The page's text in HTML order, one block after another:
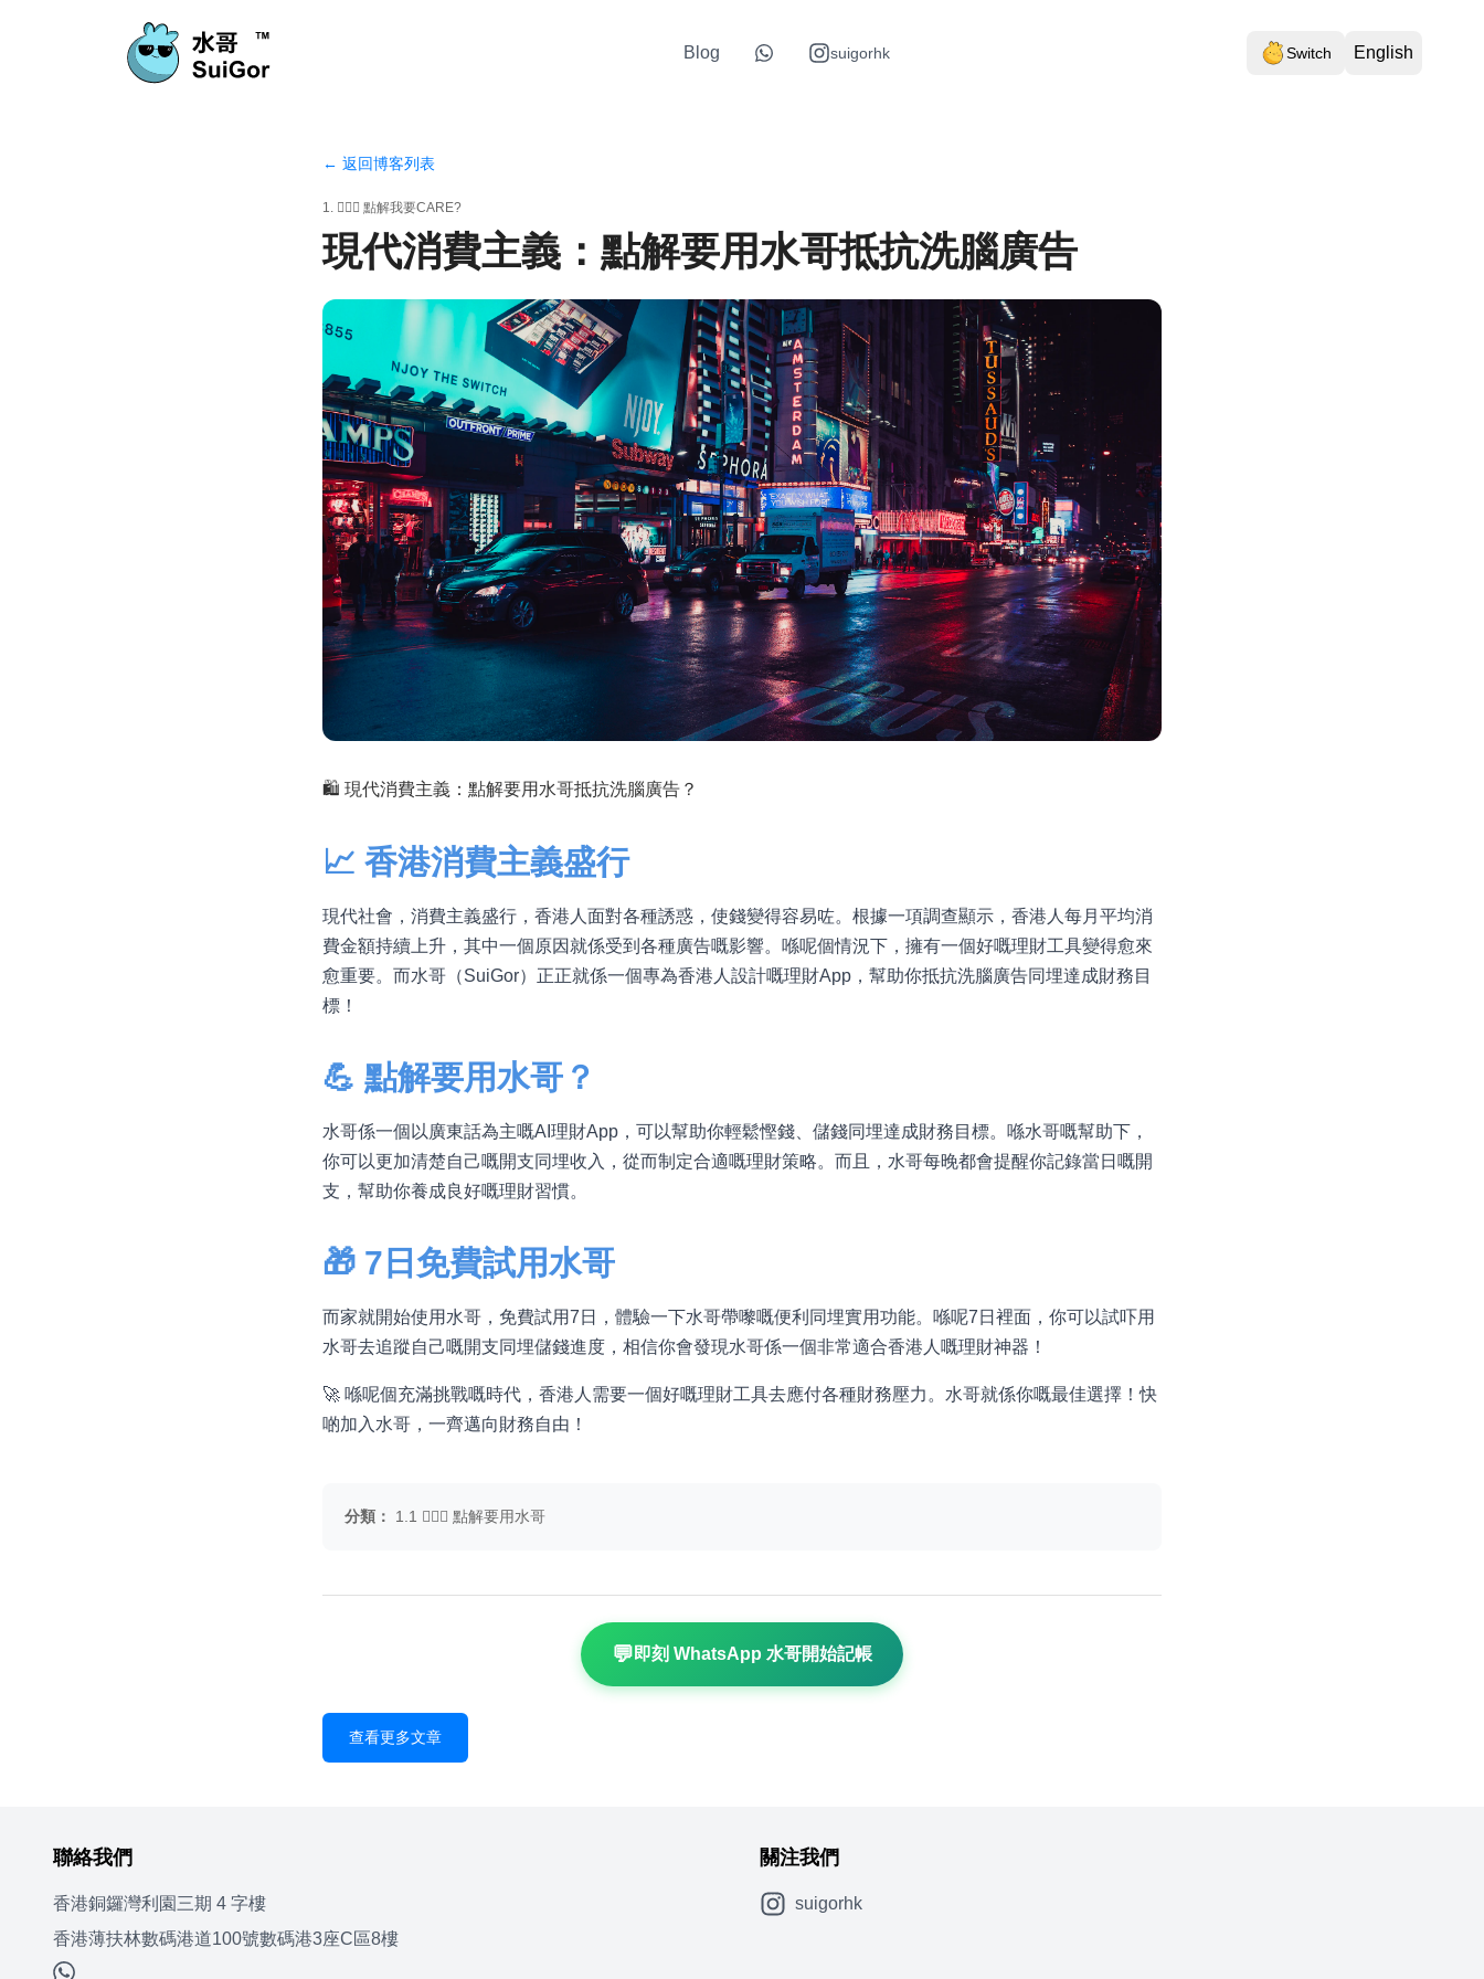
Blog suigorhk Switch English
← 返回博客列表
1. 🤷🏼‍♂️ 點解我要CARE?
現代消費主義：點解要用水哥抵抗洗腦廣告
🛍️ 現代消費主義：點解要用水哥抵抗洗腦廣告？
📈 香港消費主義盛行
現代社會，消費主義盛行，香港人面對各種誘惑，使錢變得容易咗。根據一項調查顯示，香港人每月平均消
費金額持續上升，其中一個原因就係受到各種廣告嘅影響。喺呢個情況下，擁有一個好嘅理財工具變得愈來
愈重要。而水哥（SuiGor）正正就係一個專為香港人設計嘅理財App，幫助你抵抗洗腦廣告同埋達成財務目
標！
💪 點解要用水哥？
水哥係一個以廣東話為主嘅AI理財App，可以幫助你輕鬆慳錢、儲錢同埋達成財務目標。喺水哥嘅幫助下，
你可以更加清楚自己嘅開支同埋收入，從而制定合適嘅理財策略。而且，水哥每晚都會提醒你記錄當日嘅開
支，幫助你養成良好嘅理財習慣。
🎁 7日免費試用水哥
而家就開始使用水哥，免費試用7日，體驗一下水哥帶嚟嘅便利同埋實用功能。喺呢7日裡面，你可以試吓用
水哥去追蹤自己嘅開支同埋儲錢進度，相信你會發現水哥係一個非常適合香港人嘅理財神器！
🚀 喺呢個充滿挑戰嘅時代，香港人需要一個好嘅理財工具去應付各種財務壓力。水哥就係你嘅最佳選擇！快
啲加入水哥，一齊邁向財務自由！
分類： 1.1 🤷🏼‍♂️ 點解要用水哥
💬即刻 WhatsApp 水哥開始記帳
查看更多文章
聯絡我們
香港銅鑼灣利園三期 4 字樓
香港薄扶林數碼港道100號數碼港3座C區8樓
關注我們
suigorhk